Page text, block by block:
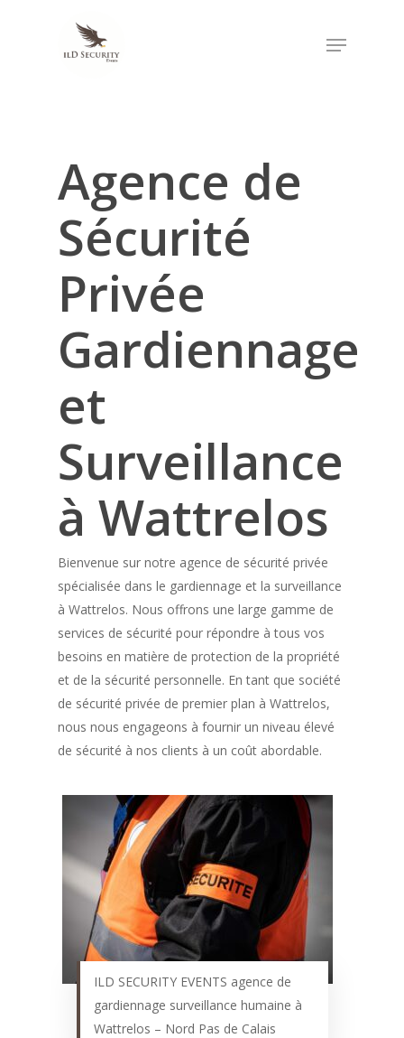
Menu
Agence de
Sécurité
Privée
Gardiennage
et
Surveillance
à Wattrelos
Bienvenue sur notre agence de sécurité privée
spécialisée dans le gardiennage et la surveillance
à Wattrelos. Nous offrons une large gamme de
services de sécurité pour répondre à tous vos
besoins en matière de protection de la propriété
et de la sécurité personnelle. En tant que société
de sécurité privée de premier plan à Wattrelos,
nous nous engageons à fournir un niveau élevé
de sécurité à nos clients à un coût abordable.
ILD SECURITY EVENTS agence de
gardiennage surveillance humaine à
Wattrelos – Nord Pas de Calais